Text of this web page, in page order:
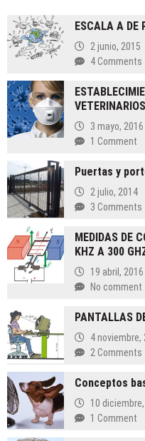
ESCALA A DE
2 junio, 2015
4 Comments
VETERINARIOS
3 mayo, 2016
1 Comment
Puertas y
2 julio, 2014
3 Comments
MEDIDAS DE
KHZ A 300
19 abril, 2016
No comment
PANTALLAS
4 noviembre,
2 Comments
Conceptos
10
1 Comment